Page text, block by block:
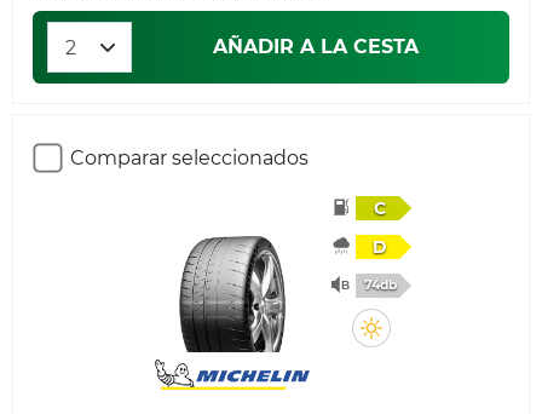
AÑADIR A LA CESTA
Comparar seleccionados
C
D
74db